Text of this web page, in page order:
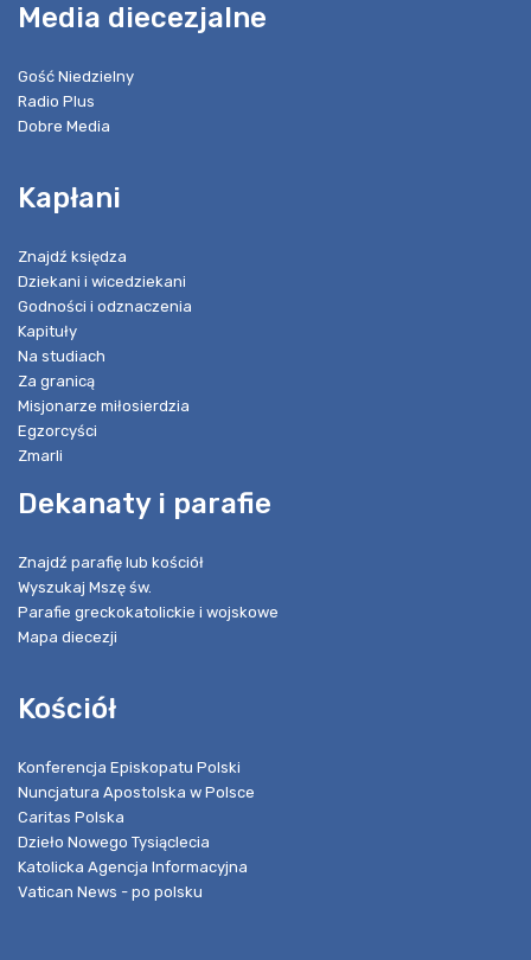
Media diecezjalne
Gość Niedzielny
Radio Plus
Dobre Media
Kapłani
Znajdź księdza
Dziekani i wicedziekani
Godności i odznaczenia
Kapituły
Na studiach
Za granicą
Misjonarze miłosierdzia
Egzorcyści
Zmarli
Dekanaty i parafie
Znajdź parafię lub kościół
Wyszukaj Mszę św.
Parafie greckokatolickie i wojskowe
Mapa diecezji
Kościół
Konferencja Episkopatu Polski
Nuncjatura Apostolska w Polsce
Caritas Polska
Dzieło Nowego Tysiąclecia
Katolicka Agencja Informacyjna
Vatican News - po polsku